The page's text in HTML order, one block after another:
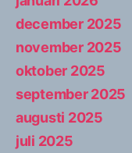
december 2025
november 2025
oktober 2025
september 2025
augusti 2025
juli 2025